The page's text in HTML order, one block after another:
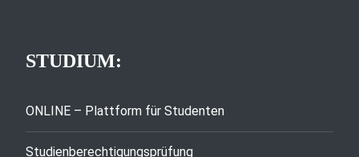
STUDIUM:
ONLINE – Plattform für Studenten
Studienberechtigungsprüfung